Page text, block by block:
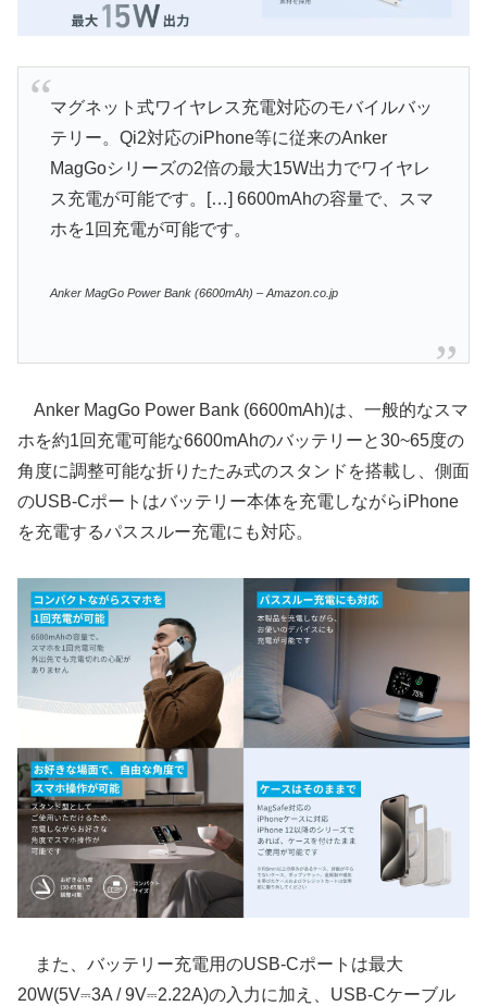
マグネット式ワイヤレス充電対応のモバイルバッ
テリー。Qi2対応のiPhone等に従来のAnker
MagGoシリーズの2倍の最大15W出力でワイヤレ
ス充電が可能です。[…] 6600mAhの容量で、スマ
ホを1回充電が可能です。
Anker MagGo Power Bank (6600mAh) – Amazon.co.jp
Anker MagGo Power Bank (6600mAh)は、一般的なスマ
ホを約1回充電可能な6600mAhのバッテリーと30~65度の
角度に調整可能な折りたたみ式のスタンドを搭載し、側面
のUSB-Cポートはバッテリー本体を充電しながらiPhone
を充電するパススルー充電にも対応。
また、バッテリー充電用のUSB-Cポートは最大
20W(5V⎓3A / 9V⎓2.22A)の入力に加え、USB-Cケーブル